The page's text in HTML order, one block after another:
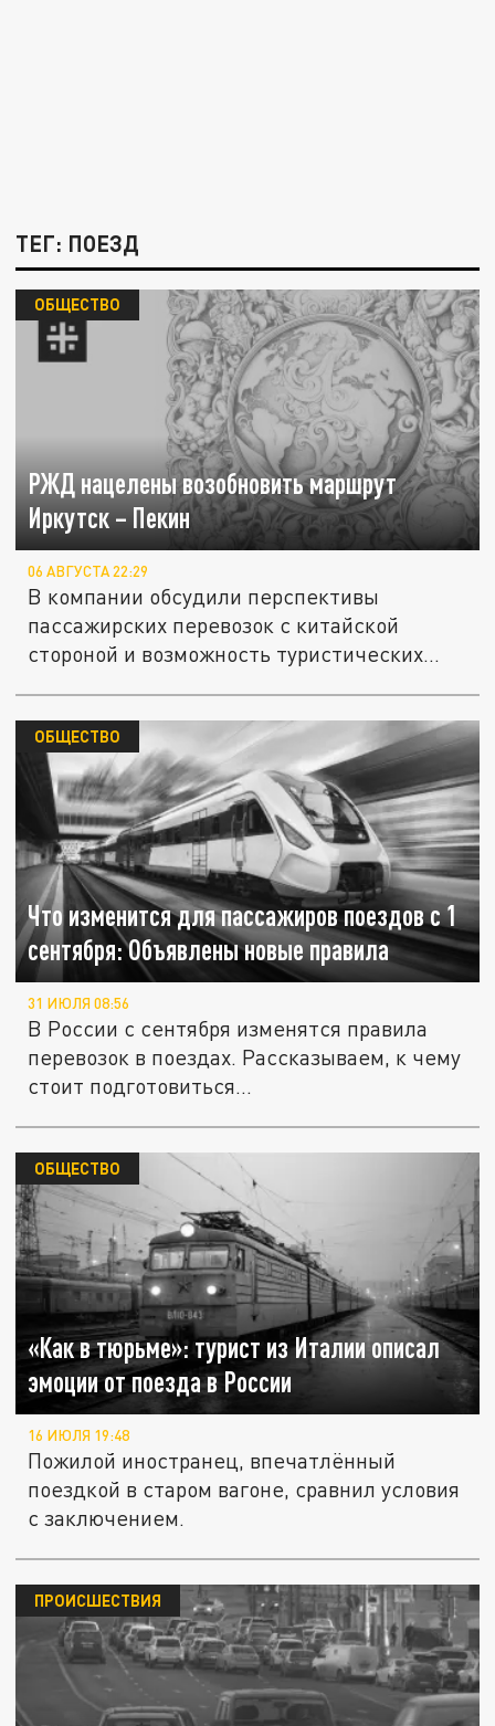
ТЕГ: ПОЕЗД
РЖД нацелены возобновить маршрут
Иркутск – Пекин
ОБЩЕСТВО
06 АВГУСТА 22:29
В компании обсудили перспективы
пассажирских перевозок с китайской
стороной и возможность туристических...
Что изменится для пассажиров поездов с 1
сентября: Объявлены новые правила
ОБЩЕСТВО
31 ИЮЛЯ 08:56
В России с сентября изменятся правила
перевозок в поездах. Рассказываем, к чему
стоит подготовиться...
«Как в тюрьме»: турист из Италии описал
эмоции от поезда в России
ОБЩЕСТВО
16 ИЮЛЯ 19:48
Пожилой иностранец, впечатлённый
поездкой в старом вагоне, сравнил условия
с заключением.
ПРОИСШЕСТВИЯ